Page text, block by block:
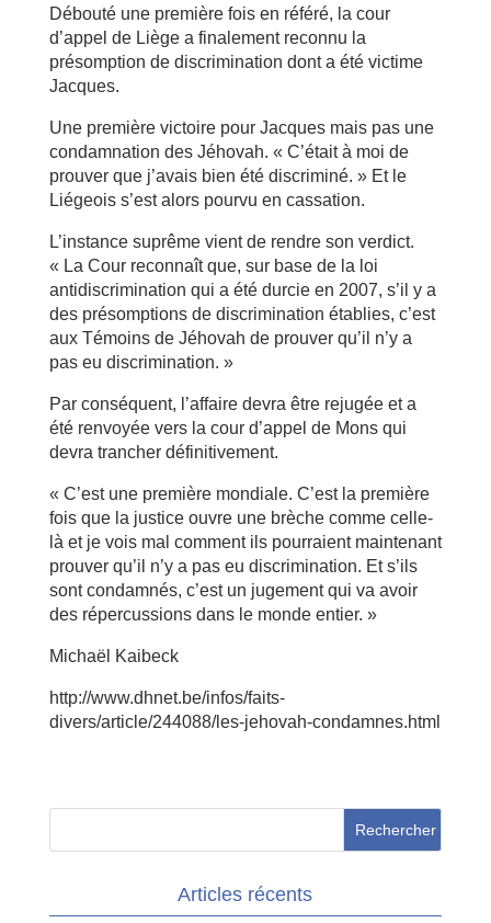
Débouté une première fois en référé, la cour
d’appel de Liège a finalement reconnu la
présomption de discrimination dont a été victime
Jacques.
Une première victoire pour Jacques mais pas une
condamnation des Jéhovah. « C’était à moi de
prouver que j’avais bien été discriminé. » Et le
Liégeois s’est alors pourvu en cassation.
L’instance suprême vient de rendre son verdict.
« La Cour reconnaît que, sur base de la loi
antidiscrimination qui a été durcie en 2007, s’il y a
des présomptions de discrimination établies, c’est
aux Témoins de Jéhovah de prouver qu’il n’y a
pas eu discrimination. »
Par conséquent, l’affaire devra être rejugée et a
été renvoyée vers la cour d’appel de Mons qui
devra trancher définitivement.
« C’est une première mondiale. C’est la première
fois que la justice ouvre une brèche comme celle-
là et je vois mal comment ils pourraient maintenant
prouver qu’il n’y a pas eu discrimination. Et s’ils
sont condamnés, c’est un jugement qui va avoir
des répercussions dans le monde entier. »
Michaël Kaibeck
http://www.dhnet.be/infos/faits-
divers/article/244088/les-jehovah-condamnes.html
Articles récents